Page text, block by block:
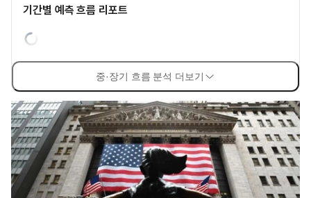
기간별 예측 흐름 리포트
중·장기 흐름 분석 더보기